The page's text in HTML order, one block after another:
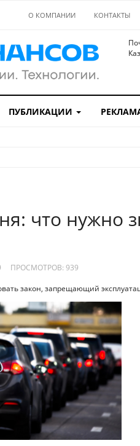
О КОМПАНИИ КОНТАКТЫ
ПУБЛИКАЦИИ
что нужно
ПРОСМОТРОВ: 939
закон, запрещающий